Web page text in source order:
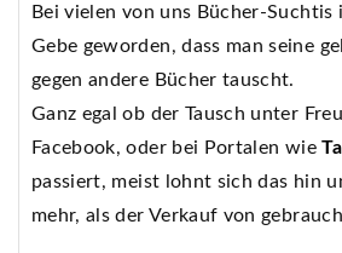
Bei vielen von uns Bücher-Suchtis
Gebe geworden, dass man seine
gegen andere Bücher tauscht.
Ganz egal ob der Tausch unter
Facebook, oder bei Portalen wie
passiert, meist lohnt sich das hin
mehr, als der Verkauf von